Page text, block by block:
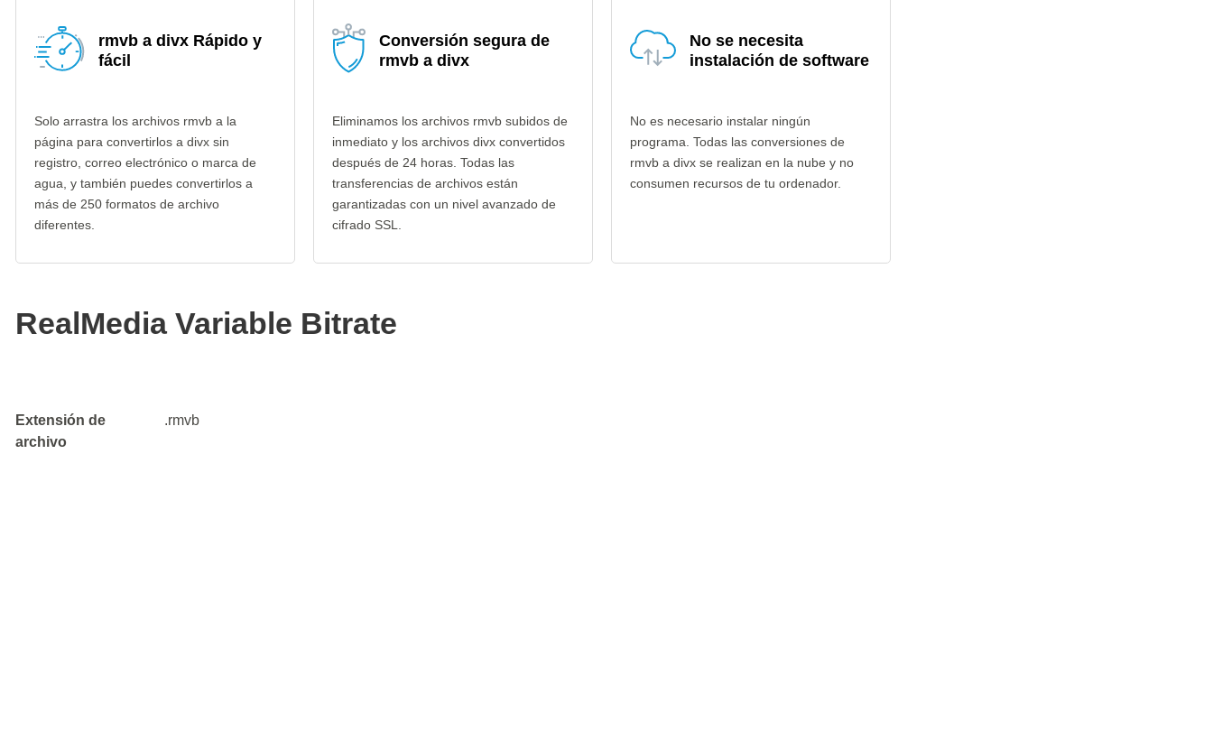
rmvb a divx Rápido y
fácil
Solo arrastra los archivos rmvb a la
página para convertirlos a divx sin
registro, correo electrónico o marca de
agua, y también puedes convertirlos a
más de 250 formatos de archivo
diferentes.
Conversión segura de
rmvb a divx
Eliminamos los archivos rmvb subidos de
inmediato y los archivos divx convertidos
después de 24 horas. Todas las
transferencias de archivos están
garantizadas con un nivel avanzado de
cifrado SSL.
No se necesita
instalación de software
No es necesario instalar ningún
programa. Todas las conversiones de
rmvb a divx se realizan en la nube y no
consumen recursos de tu ordenador.
RealMedia Variable Bitrate
Extensión de
archivo
.rmvb